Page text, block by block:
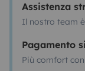
Assistenza
Il nostro team
Pagamento
Più comfort